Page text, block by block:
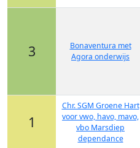
3
Bonaventura met
Agora onderwijs
1
Chr. SGM Groene Hart
voor vwo, havo, mavo,
vbo Marsdiep
dependance